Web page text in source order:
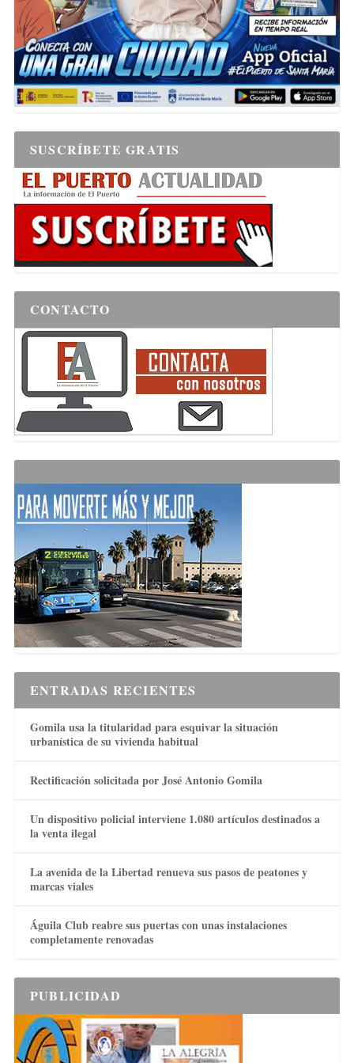
SUSCRÍBETE GRATIS
CONTACTO
ENTRADAS RECIENTES
Gomila usa la titularidad para esquivar la situación
urbanística de su vivienda habitual
Rectificación solicitada por José Antonio Gomila
Un dispositivo policial interviene 1.080 artículos destinados a
la venta ilegal
La avenida de la Libertad renueva sus pasos de peatones y
marcas viales
Águila Club reabre sus puertas con unas instalaciones
completamente renovadas
PUBLICIDAD